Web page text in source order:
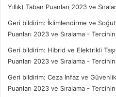
Yıllık) Taban Puanları 2023 ve
Geri bildirim: İklimlendirme ve
Puanları 2023 ve Sıralama - Tercihin
Geri bildirim: Hibrid ve Elektrikli
Puanları 2023 ve Sıralama - Tercihin
Geri bildirim: Ceza İnfaz ve
Puanları 2023 ve Sıralama - Tercihin